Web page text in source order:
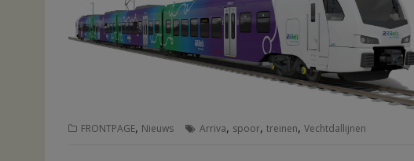
FRONTPAGE, Nieuws Arriva, spoor, treinen, Vechtdallijnen